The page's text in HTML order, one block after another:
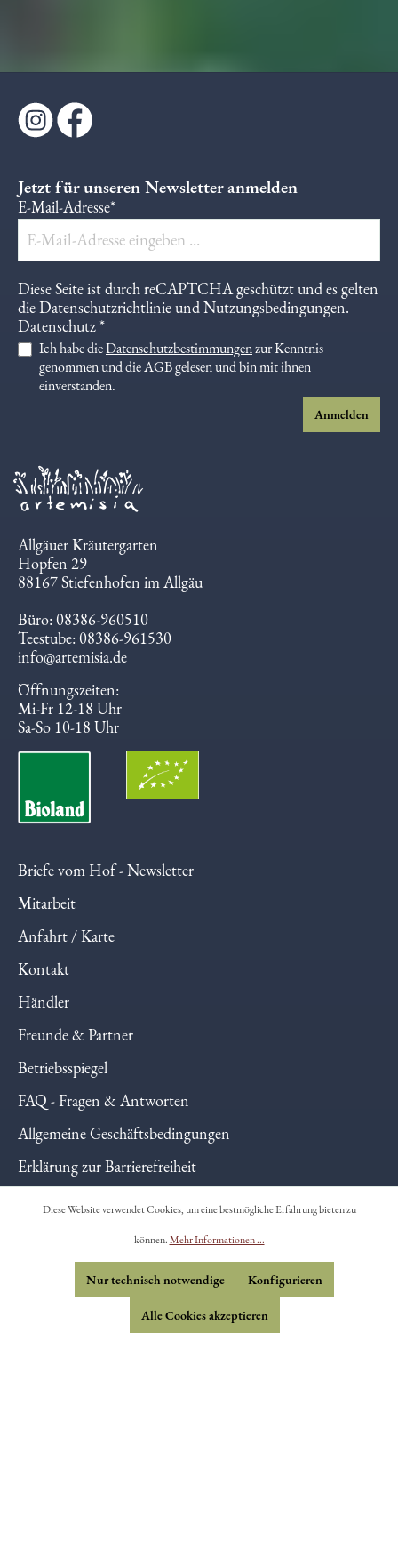
Jetzt für unseren Newsletter anmelden
E-Mail-Adresse*
Diese Seite ist durch reCAPTCHA geschützt und es gelten
dieDatenschutzrichtlinieundNutzungsbedingungen.
Datenschutz *
Ich habe dieDatenschutzbestimmungenzur Kenntnis
genommen und dieAGBgelesen und bin mit ihnen
einverstanden.
Anmelden
Allgäuer Kräutergarten
Hopfen 29
88167 Stiefenhofen im Allgäu
Büro: 08386-960510
Teestube: 08386-961530
info@artemisia.de
Öffnungszeiten:
Mi-Fr 12-18 Uhr
Sa-So 10-18 Uhr
Briefe vom Hof - Newsletter
Mitarbeit
Anfahrt / Karte
Kontakt
Händler
Freunde & Partner
Betriebsspiegel
FAQ - Fragen & Antworten
Allgemeine Geschäftsbedingungen
Erklärung zur Barrierefreiheit
Datenschutz
Widerrufsformular
Diese Website verwendet Cookies, um eine bestmögliche Erfahrung bieten zu
können.Mehr Informationen ...
Nur technisch notwendige Konfigurieren
Alle Cookies akzeptieren